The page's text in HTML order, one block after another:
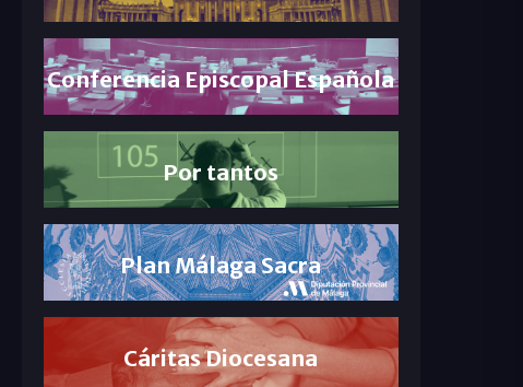
Conferencia Episcopal Española
Por tantos
Plan Málaga Sacra
Cáritas Diocesana